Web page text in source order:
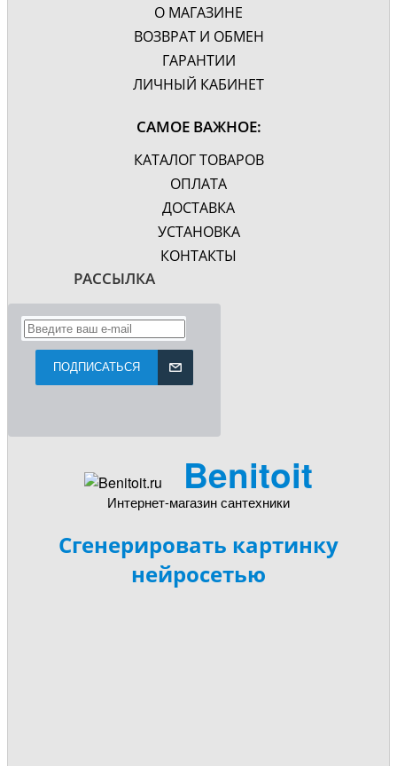
О МАГАЗИНЕ
ВОЗВРАТ И ОБМЕН
ГАРАНТИИ
ЛИЧНЫЙ КАБИНЕТ
САМОЕ ВАЖНОЕ:
КАТАЛОГ ТОВАРОВ
ОПЛАТА
ДОСТАВКА
УСТАНОВКА
КОНТАКТЫ
РАССЫЛКА
ПОДПИСАТЬСЯ
Benitoit
Интернет-магазин сантехники
Сгенерировать картинку
нейросетью